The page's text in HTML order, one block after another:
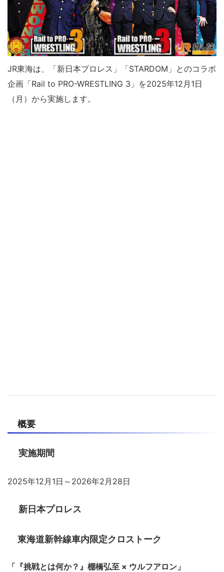
JR東海は、「新日本プロレス」「STARDOM」とのコラボ
企画「Rail to PRO-WRESTLING 3」を2025年12月1日
（月）から実施します。
概要
実施期間
2025年12月1日～2026年2月28日
新日本プロレス
東海道新幹線車内限定クロストーク
「『挑戦とは何か？』棚橋弘至 × ウルフアロン」